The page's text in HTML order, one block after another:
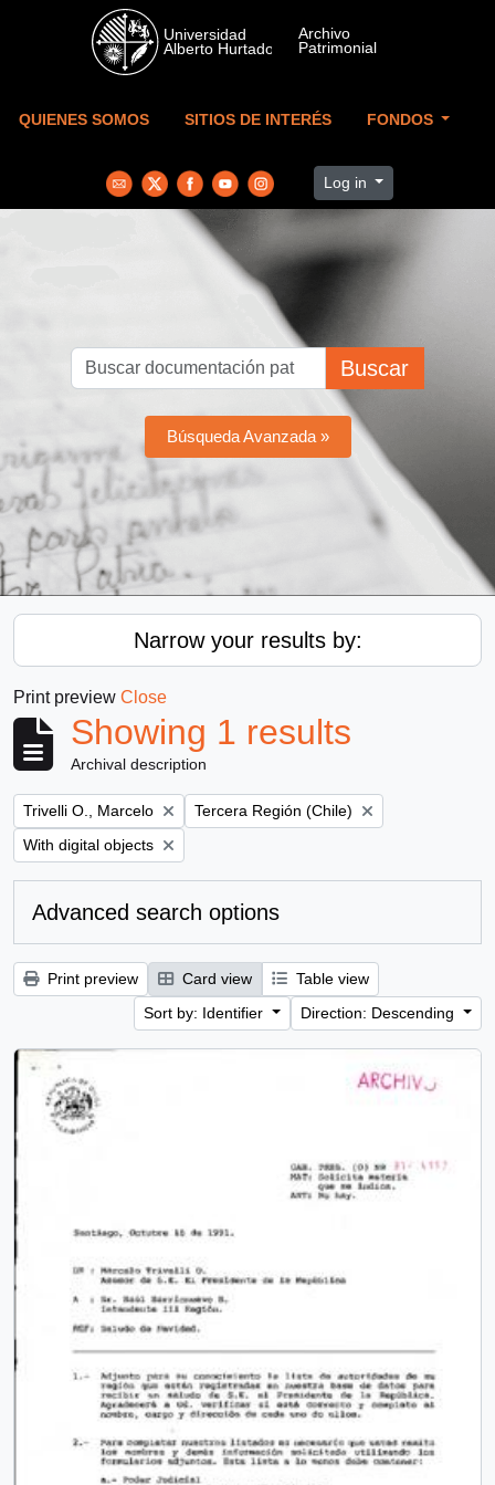
Skip to main content
QUIENES SOMOS SITIOS DE INTERÉS FONDOS
Log in
Buscar
Búsqueda Avanzada »
Narrow your results by:
Print preview Close
Showing 1 results
Archival description
Remove filter:
Trivelli O., Marcelo Remove filter:
Tercera Región (Chile)
Remove filter:
With digital objects
Advanced search options
Print preview Card view
Table view
Sort by: Identifier
Direction: Descending